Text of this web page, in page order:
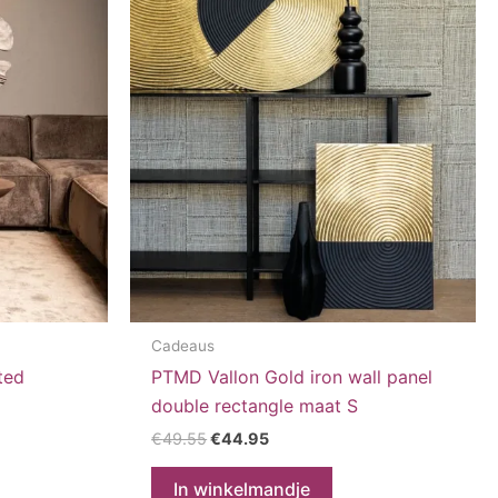
Cadeaus
PTMD Vallon Gold iron wall panel
double rectangle maat S
€49.55Oorspronkelijke
€44.95Huidige
In winkelmandje